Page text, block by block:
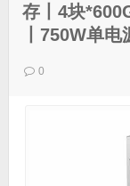
存丨4块
丨750W单电
0